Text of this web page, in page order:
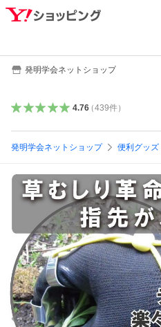
発明学会ネットショップ
4.76（439件）
発明学会ネットショップ 便利グッズ